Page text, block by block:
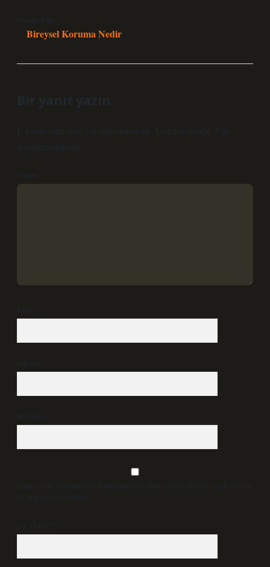
Sonraki Yazı
Bireysel Koruma Nedir
Bir yanıt yazın
E-posta adresiniz yayınlanmayacak. Gerekli alanlar
ile
işaretlenmişlerdir
Yorum
İsim*
E-Posta*
Web Sitesi
Daha sonraki yorumlarımda kullanılması için adım, e-posta adresim ve site adresim
bu tarayıcıya kaydedilsin.
5 + 3 kaçtır?